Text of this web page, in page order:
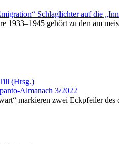
Schlaglichter auf die
1933–1945 gehört zu den am
(Hrsg.)
Almanach 3/2022
markieren zwei Eckpfeiler des